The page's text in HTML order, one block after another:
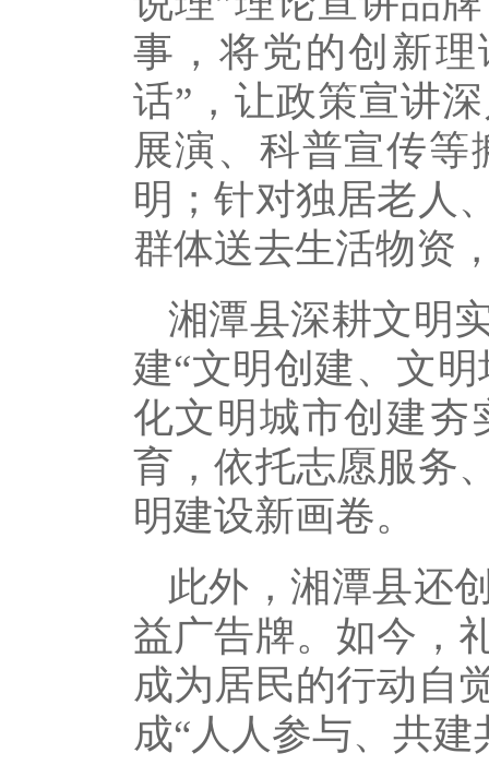
事，将党的创新
话”，让政策宣讲
展演、科普宣传
明；针对独居老人
群体送去生活物资
湘潭县深耕文明
建“文明创建、文
化文明城市创建夯
育，依托志愿服务
明建设新画卷。
此外，湘潭县还
益广告牌。如今，
成为居民的行动自
成“人人参与、共